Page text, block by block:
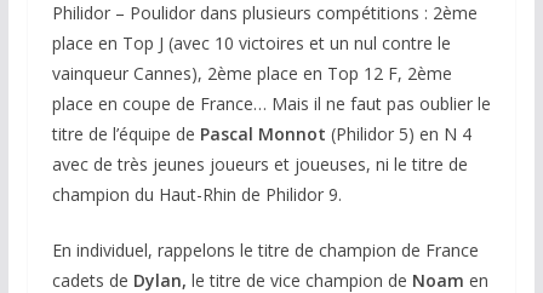
Philidor – Poulidor dans plusieurs compétitions : 2ème
place en Top J (avec 10 victoires et un nul contre le
vainqueur Cannes), 2ème place en Top 12 F, 2ème
place en coupe de France… Mais il ne faut pas oublier le
titre de l’équipe de Pascal Monnot (Philidor 5) en N 4
avec de très jeunes joueurs et joueuses, ni le titre de
champion du Haut-Rhin de Philidor 9.
En individuel, rappelons le titre de champion de France
cadets de Dylan, le titre de vice champion de Noam en